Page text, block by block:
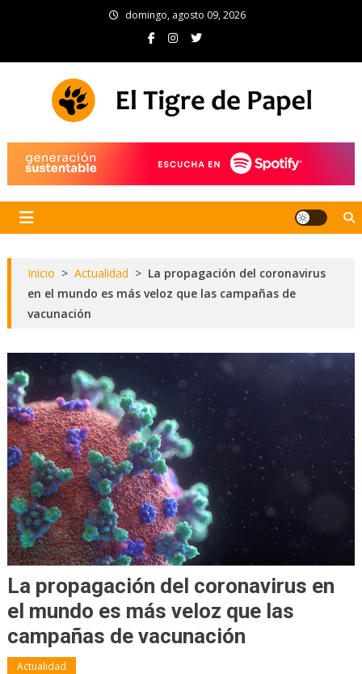
domingo, agosto 09, 2026
Inicio > Actualidad > La propagación del coronavirus
en el mundo es más veloz que las campañas de
vacunación
La propagación del coronavirus en
el mundo es más veloz que las
campañas de vacunación
Actualidad